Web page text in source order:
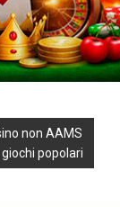
non AAMS
popolari